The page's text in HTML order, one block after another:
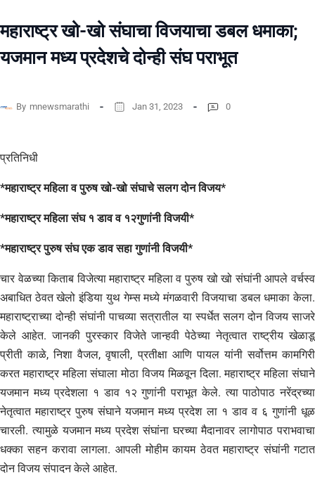
महाराष्ट्र खो-खो संघाचा विजयाचा डबल धमाका;
यजमान मध्य प्रदेशचे दोन्ही संघ पराभूत
By mnewsmarathi Jan 31, 2023 0
प्रतिनिधी
*महाराष्ट्र महिला व पुरुष खो-खो संघाचे सलग दोन विजय*
*महाराष्ट्र महिला संघ १ डाव व १२गुणांनी विजयी*
*महाराष्ट्र पुरुष संघ एक डाव सहा गुणांनी विजयी*
चार वेळच्या किताब विजेत्या महाराष्ट्र महिला व पुरुष खो खो संघांनी आपले वर्चस्व
अबाधित ठेवत खेलो इंडिया युथ गेम्स मध्ये मंगळवारी विजयाचा डबल धमाका केला.
महाराष्ट्राच्या दोन्ही संघांनी पाचव्या सत्रातील या स्पर्धेत सलग दोन विजय साजरे
केले आहेत. जानकी पुरस्कार विजेते जान्हवी पेठेच्या नेतृत्वात राष्ट्रीय खेळाडू
प्रीती काळे, निशा वैजल, वृषाली, प्रतीक्षा आणि पायल यांनी सर्वोत्तम कामगिरी
करत महाराष्ट्र महिला संघाला मोठा विजय मिळवून दिला. महाराष्ट्र महिला संघाने
यजमान मध्य प्रदेशला १ डाव १२ गुणांनी पराभूत केले. त्या पाठोपाठ नरेंद्रच्या
नेतृत्वात महाराष्ट्र पुरुष संघाने यजमान मध्य प्रदेश ला १ डाव व ६ गुणांनी धूळ
चारली. त्यामुळे यजमान मध्य प्रदेश संघांना घरच्या मैदानावर लागोपाठ पराभवाचा
धक्का सहन करावा लागला. आपली मोहीम कायम ठेवत महाराष्ट्र संघांनी गटात
दोन विजय संपादन केले आहेत.